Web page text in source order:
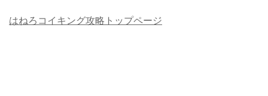
はねろコイキング攻略トップページ